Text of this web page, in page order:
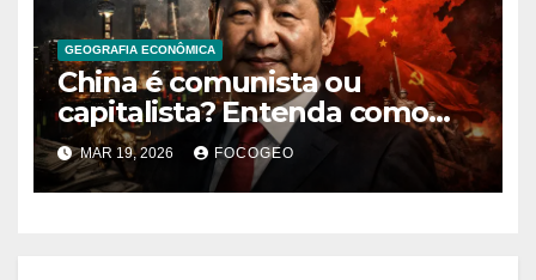
GEOGRAFIA ECONÔMICA
China é comunista ou
capitalista? Entenda como
funciona o modelo
econômico e político chinês
MAR 19, 2026 FOCOGEO